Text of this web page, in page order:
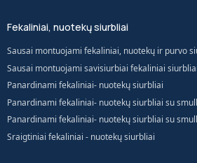
Fekaliniai, nuotekų siurbliai
Sausai montuojami fekaliniai, nuotekų ir purvo
Sausai montuojami savisiurbiai fekaliniai siurbliai
Panardinami fekaliniai- nuotekų siurbliai
Panardinami fekaliniai- nuotekų siurbliai su
Panardinami fekaliniai- nuotekų siurbliai su
Sraigtiniai fekaliniai - nuotekų siurbliai